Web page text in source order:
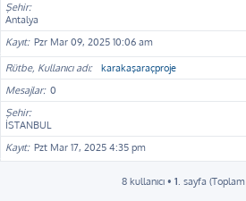
Şehir
Antalya
Kayıt Pzr Mar 09, 2025 10:06 am
Rütbe, Kullanıcı adı
karakaşaraçproje
Mesajlar 0
Şehir
İSTANBUL
Kayıt Pzt Mar 17, 2025 4:35 pm
8 kullanıcı • 1. sayfa (Toplam